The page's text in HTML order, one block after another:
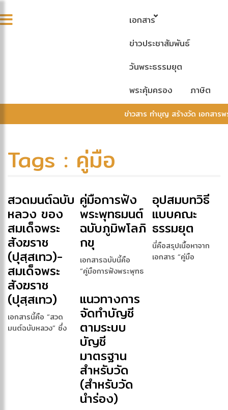
เอกสาร
ข่าวประชาสัมพันธ์
วันพระธรรมยุต
พระคุ้มครอง
ภาษิต
ข่าวสาร ทำบุญ สร้างวัด เอกสารพ
Tags : คู่มือ
สวดมนต์ฉบับ
หลวง ของ
สมเด็จพระ
สังฆราช
(ปุสฺสเทว)-
สมเด็จพระ
สังฆราช
(ปุสฺสเทว)
เอกสารนี้คือ “สวด
มนต์ฉบับหลวง” ซึ่ง
คู่มือการฟัง
พระพุทธมนต์
ฉบับภูมิพโลภิ
กขุ
เอกสารฉบับนี้คือ
“คู่มือการฟังพระพุทธ
อุปสมบทวิธี
แบบคณะ
ธรรมยุต
นี่คือสรุปเนื้อหาจาก
เอกสาร “คู่มือ
แนวทางการ
จัดทำบัญชี
ตามระบบ
บัญชี
มาตรฐาน
สำหรับวัด
(สำหรับวัด
นำร่อง)